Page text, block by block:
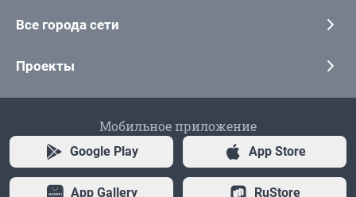
Все города сети
Проекты
Мобильное приложение
Google Play App Store
App Gallery RuStore